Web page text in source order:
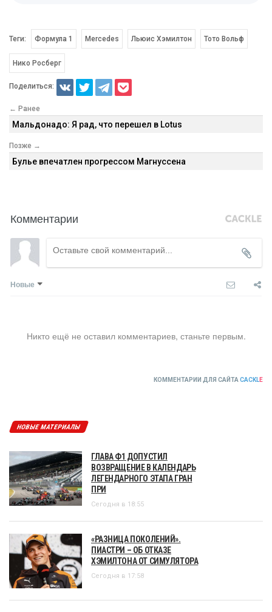
Теги: Формула 1 Mercedes Льюис Хэмилтон Тото Вольф
Нико Росберг
Поделиться:
← Ранее
Мальдонадо: Я рад, что перешел в Lotus
Позже →
Булье впечатлен прогрессом Магнуссена
Комментарии
Новые
Никто ещё не оставил комментариев, станьте первым.
КОММЕНТАРИИ ДЛЯ САЙТА CACKLE
НОВЫЕ МАТЕРИАЛЫ
ГЛАВА Ф1 ДОПУСТИЛ
ВОЗВРАЩЕНИЕ В КАЛЕНДАРЬ
ЛЕГЕНДАРНОГО ЭТАПА ГРАН
ПРИ
Сегодня в 18:55
«РАЗНИЦА ПОКОЛЕНИЙ».
ПИАСТРИ – ОБ ОТКАЗЕ
ХЭМИЛТОНА ОТ СИМУЛЯТОРА
Сегодня в 17:58